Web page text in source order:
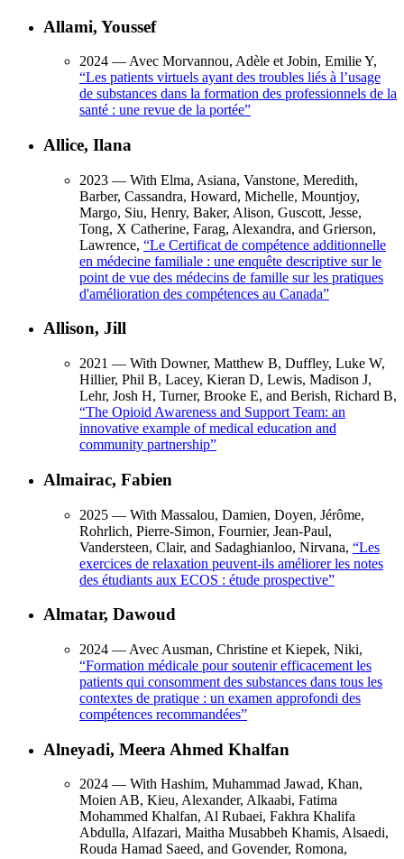
Allami, Youssef
2024 — Avec Morvannou, Adèle et Jobin, Emilie Y,
“Les patients virtuels ayant des troubles liés à l’usage
de substances dans la formation des professionnels de la
santé : une revue de la portée”
Allice, Ilana
2023 — With Elma, Asiana, Vanstone, Meredith,
Barber, Cassandra, Howard, Michelle, Mountjoy,
Margo, Siu, Henry, Baker, Alison, Guscott, Jesse,
Tong, X Catherine, Farag, Alexandra, and Grierson,
Lawrence, “Le Certificat de compétence additionnelle
en médecine familiale : une enquête descriptive sur le
point de vue des médecins de famille sur les pratiques
d'amélioration des compétences au Canada”
Allison, Jill
2021 — With Downer, Matthew B, Duffley, Luke W,
Hillier, Phil B, Lacey, Kieran D, Lewis, Madison J,
Lehr, Josh H, Turner, Brooke E, and Berish, Richard B,
“The Opioid Awareness and Support Team: an
innovative example of medical education and
community partnership”
Almairac, Fabien
2025 — With Massalou, Damien, Doyen, Jérôme,
Rohrlich, Pierre-Simon, Fournier, Jean-Paul,
Vandersteen, Clair, and Sadaghianloo, Nirvana, “Les
exercices de relaxation peuvent-ils améliorer les notes
des étudiants aux ECOS : étude prospective”
Almatar, Dawoud
2024 — Avec Ausman, Christine et Kiepek, Niki,
“Formation médicale pour soutenir efficacement les
patients qui consomment des substances dans tous les
contextes de pratique : un examen approfondi des
compétences recommandées”
Alneyadi, Meera Ahmed Khalfan
2024 — With Hashim, Muhammad Jawad, Khan,
Moien AB, Kieu, Alexander, Alkaabi, Fatima
Mohammed Khalfan, Al Rubaei, Fakhra Khalifa
Abdulla, Alfazari, Maitha Musabbeh Khamis, Alsaedi,
Rouda Hamad Saeed, and Govender, Romona,